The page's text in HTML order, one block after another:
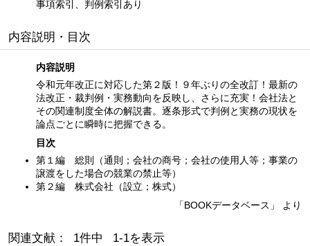
事項索引、判例索引あり
内容説明・目次
内容説明
令和元年改正に対応した第２版！９年ぶりの全改訂！最新の
法改正・裁判例・実務動向を反映し、さらに充実！会社法と
その関連制度全体の解説書。逐条形式で判例と実務の現状を
論点ごとに瞬時に把握できる。
目次
第１編 総則（通則；会社の商号；会社の使用人等；事業の
譲渡をした場合の競業の禁止等）
第２編 株式会社（設立；株式）
「BOOKデータベース」 より
関連文献： 1件中 1-1を表示